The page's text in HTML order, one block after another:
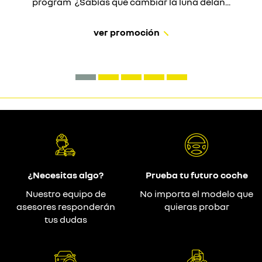
ver promoción
¿Necesitas algo?
Nuestro equipo de
asesores responderán
tus dudas
Prueba tu futuro coche
No importa el modelo que
quieras probar